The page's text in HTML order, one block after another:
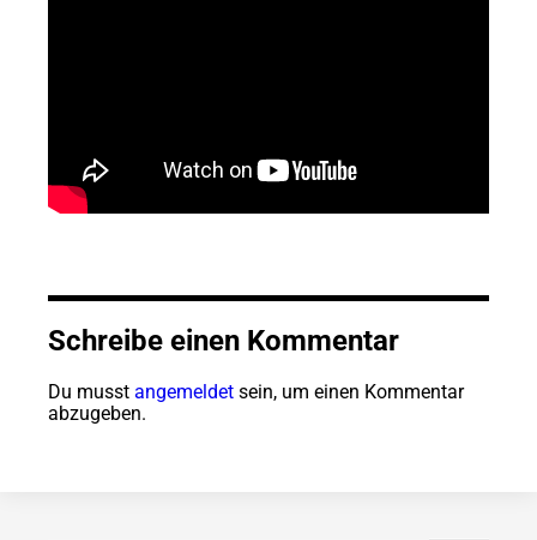
Schreibe einen Kommentar
Du musst angemeldet sein, um einen Kommentar
abzugeben.